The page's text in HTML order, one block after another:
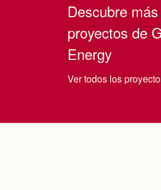
Descubre más
proyectos de
Energy
Ver todos los